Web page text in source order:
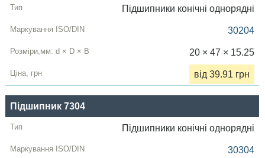
Підшипники конічні однорядні
30204
20 × 47 × 15.25
від 39.91 грн
Підшипник 7304
Підшипники конічні однорядні
30304